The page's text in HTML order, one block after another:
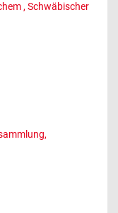
, Schwäbischer